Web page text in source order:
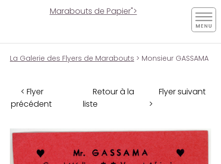
Marabouts de Papier">
La Galerie des Flyers de Marabouts > Monsieur GASSAMA
< Flyer
précédent
Retour à la
liste
Flyer suivant
>